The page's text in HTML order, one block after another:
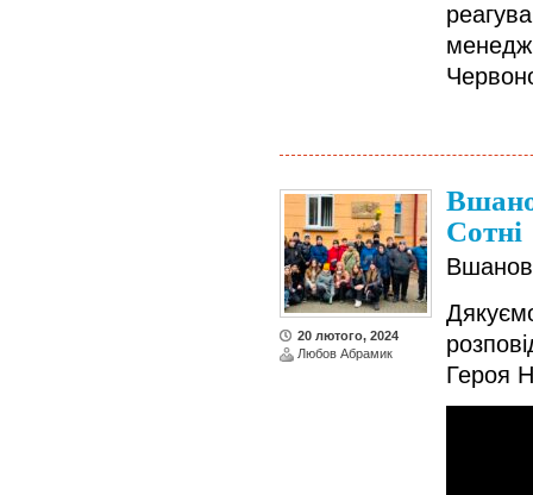
20 лютого, 2024
Любов Абрамик
Сотні
Героя